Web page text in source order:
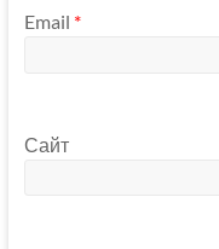
Email *
Сайт